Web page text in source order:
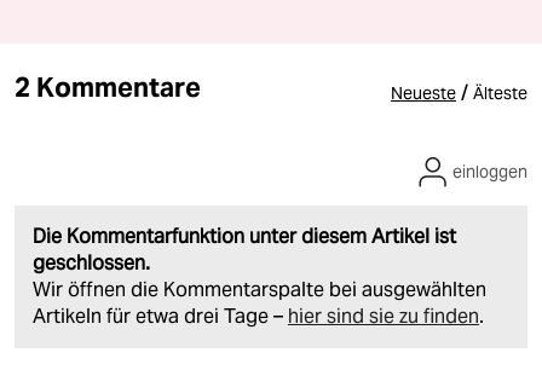
2 Kommentare Neueste / Älteste
Die Kommentarfunktion unter diesem Artikel ist
geschlossen.
Wir öffnen die Kommentarspalte bei ausgewählten
Artikeln für etwa drei Tage – hier sind sie zu finden.
einloggen